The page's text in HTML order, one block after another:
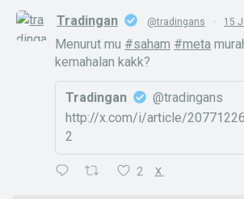
Tradingan @tradingans · 15
Menurut mu #saham #meta
kemahalan kakk?
Tradingan
@tradingans
http://x.com/i/article/
2
2 X